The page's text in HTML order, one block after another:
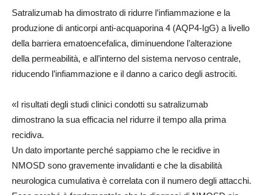
Satralizumab ha dimostrato di ridurre l’infiammazione e la
produzione di anticorpi anti-acquaporina 4 (AQP4-IgG) a livello
della barriera ematoencefalica, diminuendone l’alterazione
della permeabilità, e all’interno del sistema nervoso centrale,
riducendo l’infiammazione e il danno a carico degli astrociti.
«I risultati degli studi clinici condotti su satralizumab
dimostrano la sua efficacia nel ridurre il tempo alla prima
recidiva.
Un dato importante perché sappiamo che le recidive in
NMOSD sono gravemente invalidanti e che la disabilità
neurologica cumulativa è correlata con il numero degli attacchi.